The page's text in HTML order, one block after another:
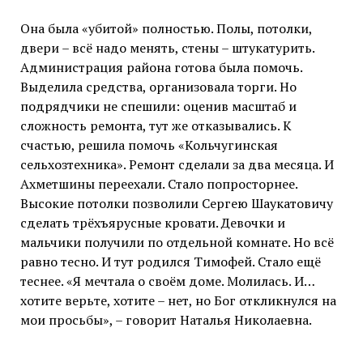
Она была «убитой» полностью. Полы, потолки,
двери – всё надо менять, стены – штукатурить.
Администрация района готова была помочь.
Выделила средства, организовала торги. Но
подрядчики не спешили: оценив масштаб и
сложность ремонта, тут же отказывались. К
счастью, решила помочь «Кольчугинская
сельхозтехника». Ремонт сделали за два месяца. И
Ахметшины переехали. Стало попросторнее.
Высокие потолки позволили Сергею Шаукатовичу
сделать трёхъярусные кровати. Девочки и
мальчики получили по отдельной комнате. Но всё
равно тесно. И тут родился Тимофей. Стало ещё
теснее. «Я мечтала о своём доме. Молилась. И…
хотите верьте, хотите – нет, но Бог откликнулся на
мои просьбы», – говорит Наталья Николаевна.